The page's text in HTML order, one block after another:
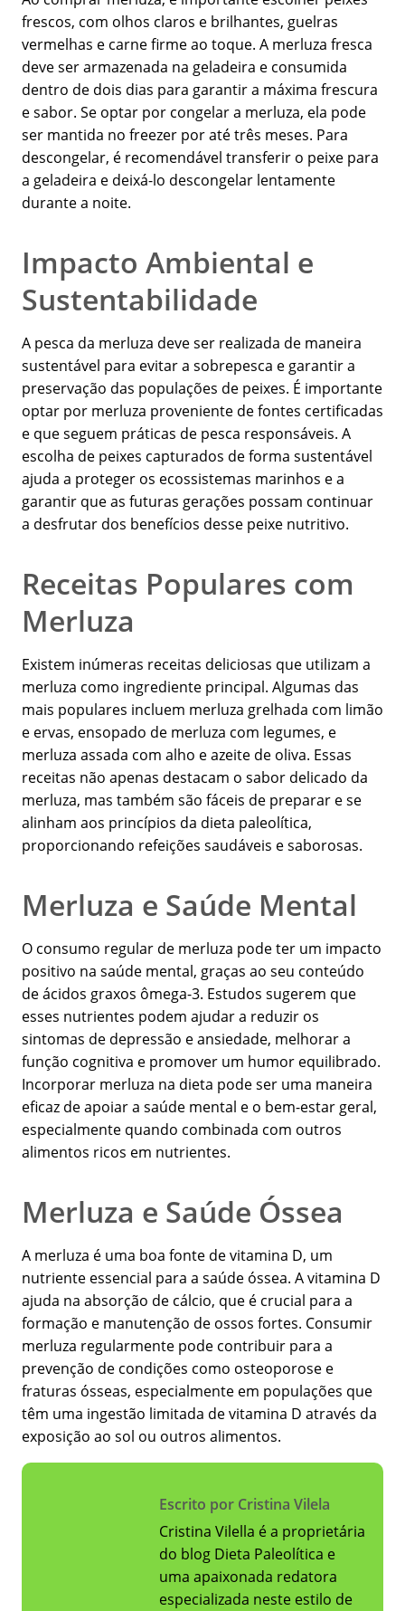
frescos, com olhos claros e brilhantes, guelras
vermelhas e carne firme ao toque. A merluza fresca
deve ser armazenada na geladeira e consumida
dentro de dois dias para garantir a máxima frescura
e sabor. Se optar por congelar a merluza, ela pode
ser mantida no freezer por até três meses. Para
descongelar, é recomendável transferir o peixe para
a geladeira e deixá-lo descongelar lentamente
durante a noite.
Impacto Ambiental e
Sustentabilidade
A pesca da merluza deve ser realizada de maneira
sustentável para evitar a sobrepesca e garantir a
preservação das populações de peixes. É importante
optar por merluza proveniente de fontes certificadas
e que seguem práticas de pesca responsáveis. A
escolha de peixes capturados de forma sustentável
ajuda a proteger os ecossistemas marinhos e a
garantir que as futuras gerações possam continuar
a desfrutar dos benefícios desse peixe nutritivo.
Receitas Populares com
Merluza
Existem inúmeras receitas deliciosas que utilizam a
merluza como ingrediente principal. Algumas das
mais populares incluem merluza grelhada com limão
e ervas, ensopado de merluza com legumes, e
merluza assada com alho e azeite de oliva. Essas
receitas não apenas destacam o sabor delicado da
merluza, mas também são fáceis de preparar e se
alinham aos princípios da dieta paleolítica,
proporcionando refeições saudáveis e saborosas.
Merluza e Saúde Mental
O consumo regular de merluza pode ter um impacto
positivo na saúde mental, graças ao seu conteúdo
de ácidos graxos ômega-3. Estudos sugerem que
esses nutrientes podem ajudar a reduzir os
sintomas de depressão e ansiedade, melhorar a
função cognitiva e promover um humor equilibrado.
Incorporar merluza na dieta pode ser uma maneira
eficaz de apoiar a saúde mental e o bem-estar geral,
especialmente quando combinada com outros
alimentos ricos em nutrientes.
Merluza e Saúde Óssea
A merluza é uma boa fonte de vitamina D, um
nutriente essencial para a saúde óssea. A vitamina D
ajuda na absorção de cálcio, que é crucial para a
formação e manutenção de ossos fortes. Consumir
merluza regularmente pode contribuir para a
prevenção de condições como osteoporose e
fraturas ósseas, especialmente em populações que
têm uma ingestão limitada de vitamina D através da
exposição ao sol ou outros alimentos.
Escrito por Cristina Vilela
Cristina Vilella é a proprietária
do blog Dieta Paleolítica e
uma apaixonada redatora
especializada neste estilo de